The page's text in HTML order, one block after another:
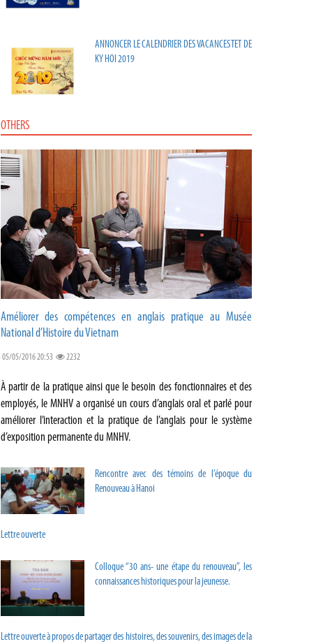
ANNONCER LE CALENDRIER DES VACANCES TET DE
KY HOI 2019
OTHERS
Améliorer des compétences en anglais pratique au Musée
National d’Histoire du Vietnam
05/05/2016 20:53 2232
À partir de la pratique ainsi que le besoin des fonctionnaires et des
employés, le MNHV a organisé un cours d’anglais oral et parlé pour
améliorer l’interaction et la pratique de l’anglais pour le système
d’exposition permanente du MNHV.
Rencontre avec des témoins de l’époque du
Renouveau à Hanoi
Lettre ouverte
Colloque “30 ans- une étape du renouveau”, les
connaissances historiques pour la jeunesse.
Lettre ouverte à propos de partager des histoires, des souvenirs, des images de la